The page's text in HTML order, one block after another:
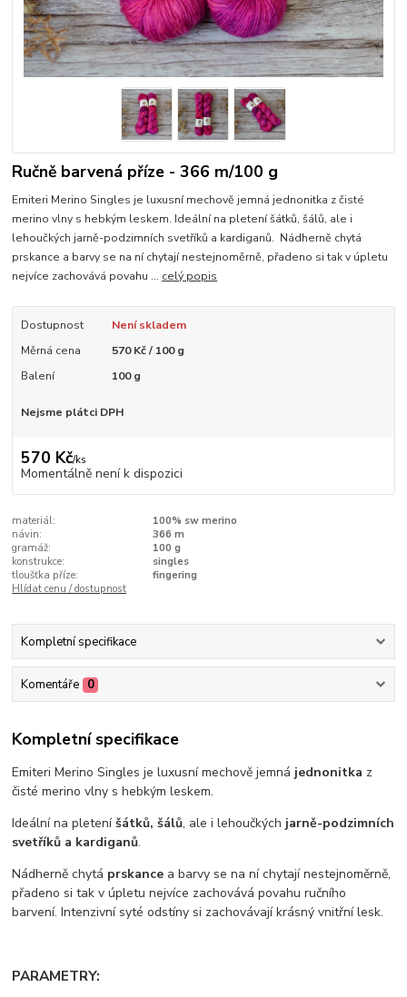
Ručně barvená příze - 366 m/100 g
Emiteri Merino Singles je luxusní mechově jemná jednonitka z čisté
merino vlny s hebkým leskem. Ideální na pletení šátků, šálů, ale i
lehoučkých jarně-podzimních svetříků a kardiganů. Nádherně chytá
prskance a barvy se na ní chytají nestejnoměrně, přadeno si tak v úpletu
nejvíce zachovává povahu ... celý popis
Dostupnost
Není skladem
Měrná cena
570 Kč / 100 g
Balení
100 g
Nejsme plátci DPH
570 Kč/ks
Momentálně není k dispozici
materiál:
100% sw merino
návin:
366 m
gramáž:
100 g
konstrukce:
singles
tloušťka příze:
fingering
Hlídat cenu / dostupnost
Kompletní specifikace
Komentáře 0
Kompletní specifikace
Emiteri Merino Singles je luxusní mechově jemná jednonitka z
čisté merino vlny s hebkým leskem.
Ideální na pleteníšátků, šálů, ale i lehoučkých jarně-podzimních
svetříků a kardiganů.
Nádherně chytá prskance a barvy se na ní chytají nestejnoměrně,
přadeno si tak v úpletu nejvíce zachovává povahu ručního
barvení. Intenzivní syté odstíny si zachovávají krásný vnitřní lesk.
PARAMETRY: